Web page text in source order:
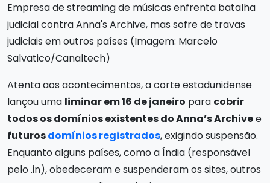
Empresa de streaming de músicas enfrenta batalha
judicial contra Anna's Archive, mas sofre de travas
judiciais em outros países (Imagem: Marcelo
Salvatico/Canaltech)
Atenta aos acontecimentos, a corte estadunidense
lançou uma liminar em 16 de janeiro para cobrir
todos os domínios existentes do Anna’s Archivee
futurosdomínios registrados, exigindo suspensão.
Enquanto alguns países, como a Índia (responsável
pelo .in), obedeceram e suspenderam os sites, outros